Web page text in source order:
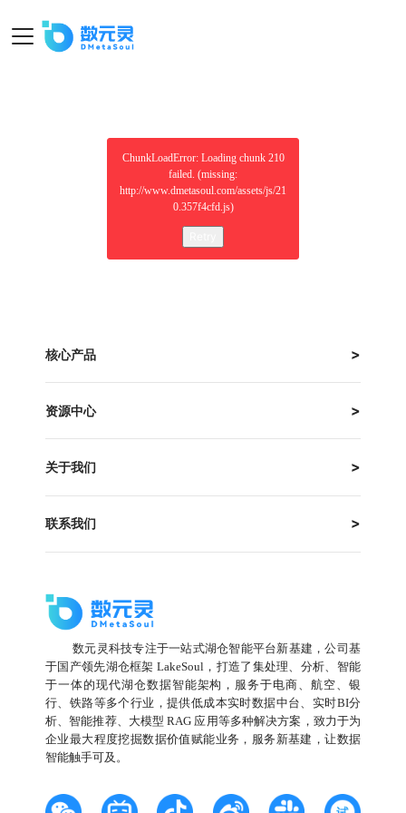
ChunkLoadError: Loading chunk 210
failed. (missing:
http://www.dmetasoul.com/assets/js/21
0.357f4cfd.js)
核心产品
资源中心
关于我们
联系我们
数元灵科技专注于一站式湖仓智能平台新基建，公司基
于国产领先湖仓框架 LakeSoul，打造了集处理、分析、智能
于一体的现代湖仓数据智能架构，服务于电商、航空、银
行、铁路等多个行业，提供低成本实时数据中台、实时BI分
析、智能推荐、大模型 RAG 应用等多种解决方案，致力于为
企业最大程度挖掘数据价值赋能业务，服务新基建，让数据
智能触手可及。